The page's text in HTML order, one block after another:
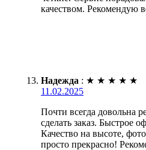
качеством. Рекомендую
Надежда : ★ ★ ★ ★ ★
11.02.2025
Почти всегда довольна
сделать заказ. Быстрое
Качество на высоте,
просто прекрасно!